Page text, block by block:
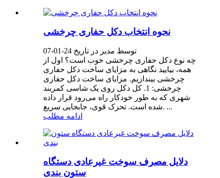
نحوه انتخاب دکل حفاری چرخشی
توسط مدیر در تاریخ 24-01-07
چه نوع دکل حفاری چرخشی خوب است؟ اول از
همه، بیایید نگاهی به مزایای ساخت دکل حفاری
چرخشی بیندازیم. مزایای ساخت دکل حفاری
چرخشی: 1. کل دکل روی یک شاسی کمربند
شهری که به طور خودکار راه می‌رود قرار داده
شده است. تحرک قوی، جابجایی سریع. ...
ادامه مطلب
دلایل مصرف سوخت غیرعادی دستگاه
ستون بندی